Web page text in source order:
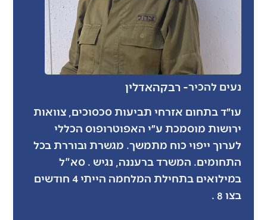
נעים להכיר- רבקהאדלין
עו״ד בתחום אזרחי תביעות סכסוכים, צוואות
ירושות מוסמכת ע״י האפוטרופוס הכללי
לערוך ייפוי כוח מתמשך. מגשרת ובוררת בכל
התחומים. המשרד ברעננה, נגיש . סא"ל
במילואים בתחילת המלחמה הייתי 4 חודשים
בצו 8 .